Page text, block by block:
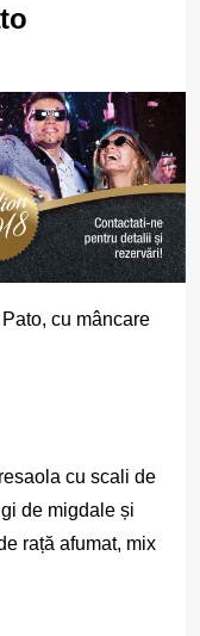
cu mâncare
cu scali de
de migdale și
rață afumat, mix